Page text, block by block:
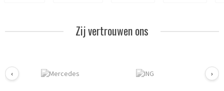
Zij vertrouwen ons
‹ ›